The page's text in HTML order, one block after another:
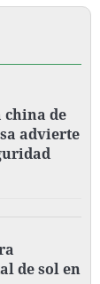
china de
advierte
de sol en